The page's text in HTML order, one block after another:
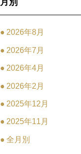
月別
2026年8月
2026年7月
2026年4月
2026年2月
2025年12月
2025年11月
全月別